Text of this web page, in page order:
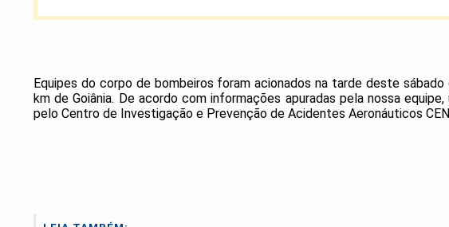
Equipes do corpo de bombeiros foram acionados na tarde deste
km de Goiânia. De acordo com informações apuradas pela nossa
pelo Centro de Investigação e Prevenção de Acidentes Aeronáuticos